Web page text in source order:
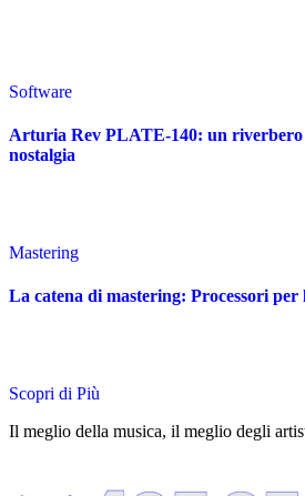
Software
Arturia Rev PLATE-140: un riverbero
nostalgia
Mastering
La catena di mastering: Processori per
Scopri di Più
Il meglio della musica, il meglio degli